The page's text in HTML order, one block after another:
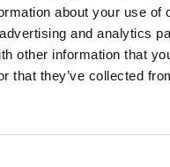
about your use of
and analytics
other information that
that they’ve collected
حول تفشي إيبولا
خلفية سياقية حول مقاطعة
فيروس إيبولا بوندييبوغيو. لا تتناول